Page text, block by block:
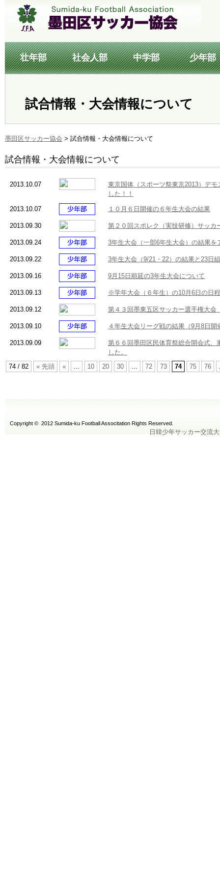
壮年部 社会人部 中学部 少年部
試合情報・大会情報について
墨田区サッカー協会 > 試合情報・大会情報について
試合情報・大会情報について
2013.10.07
東京国体（スポーツ祭東京2013）デ
した！！
2013.10.07 １０月６日開催の６年生大会の結果
2013.09.30 第２０回スポレク（実技研修）サッカ
2013.09.24 3年生大会（一部6年生大会）の結果を
2013.09.22 3年生大会（9/21・22）の結果と23日
2013.09.16 9月15日順延の3年生大会について
2013.09.13 ※学年大会（６年生）の10月6日の日
2013.09.12 第４３回墨東五区サッカー選手権大
2013.09.10 ４年生大会リーグ戦の結果（9月8日開
2013.09.09
第６６回墨田区民体育祭総合開会式
した。
74 / 82
« 先頭 « ... 10 20 30 ... 72 73 74 75 76
Copyright © 2012 Sumida-ku Football Associtation Rights Reserved.
日韓少年サッカー交流